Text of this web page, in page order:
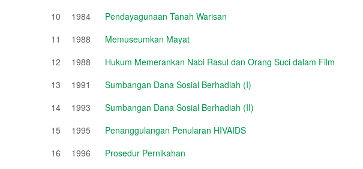
10
1984
Pendayagunaan Tanah Warisan
11
1988
Memuseumkan Mayat
12
1988
Hukum Memerankan Nabi Rasul dan Orang Suci dalam Film
13
1991
Sumbangan Dana Sosial Berhadiah (I)
14
1993
Sumbangan Dana Sosial Berhadiah (II)
15
1995
Penanggulangan Penularan HIVAIDS
16
1996
Prosedur Pernikahan